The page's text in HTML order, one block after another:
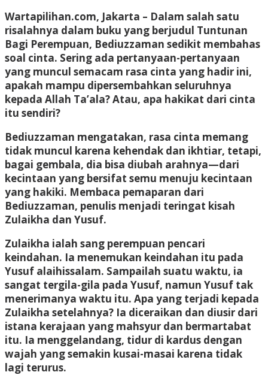
Wartapilihan.com, Jakarta – Dalam salah satu
risalahnya dalam buku yang berjudul Tuntunan
Bagi Perempuan, Bediuzzaman sedikit membahas
soal cinta. Sering ada pertanyaan-pertanyaan
yang muncul semacam rasa cinta yang hadir ini,
apakah mampu dipersembahkan seluruhnya
kepada Allah Ta’ala? Atau, apa hakikat dari cinta
itu sendiri?
Bediuzzaman mengatakan, rasa cinta memang
tidak muncul karena kehendak dan ikhtiar, tetapi,
bagai gembala, dia bisa diubah arahnya—dari
kecintaan yang bersifat semu menuju kecintaan
yang hakiki. Membaca pemaparan dari
Bediuzzaman, penulis menjadi teringat kisah
Zulaikha dan Yusuf.
Zulaikha ialah sang perempuan pencari
keindahan. Ia menemukan keindahan itu pada
Yusuf alaihissalam. Sampailah suatu waktu, ia
sangat tergila-gila pada Yusuf, namun Yusuf tak
menerimanya waktu itu. Apa yang terjadi kepada
Zulaikha setelahnya? Ia diceraikan dan diusir dari
istana kerajaan yang mahsyur dan bermartabat
itu. Ia menggelandang, tidur di kardus dengan
wajah yang semakin kusai-masai karena tidak
lagi terurus.